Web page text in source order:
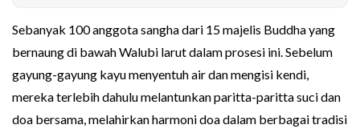
Sebanyak 100 anggota sangha dari 15 majelis Buddha yang
bernaung di bawah Walubi larut dalam prosesi ini. Sebelum
gayung-gayung kayu menyentuh air dan mengisi kendi,
mereka terlebih dahulu melantunkan paritta-paritta suci dan
doa bersama, melahirkan harmoni doa dalam berbagai tradisi